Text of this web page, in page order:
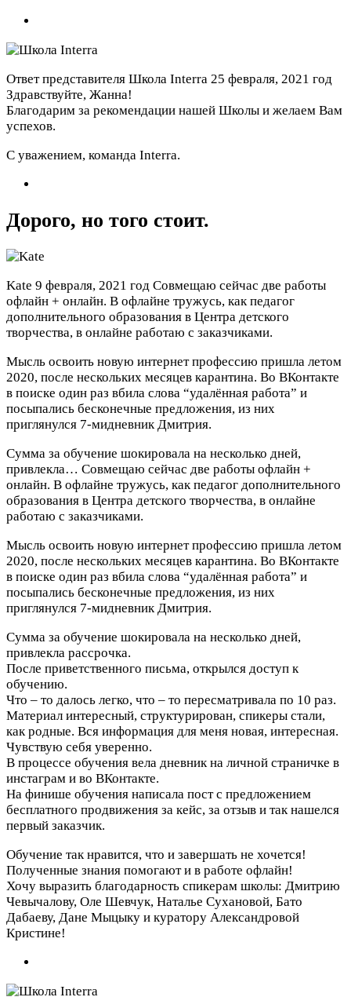
Ответ представителя Школа Interra 25 февраля, 2021 год
Здравствуйте, Жанна!
Благодарим за рекомендации нашей Школы и желаем Вам
успехов.
С уважением, команда Interra.
Дорого, но того стоит.
Kate 9 февраля, 2021 год Совмещаю сейчас две работы
офлайн + онлайн. В офлайне тружусь, как педагог
дополнительного образования в Центра детского
творчества, в онлайне работаю с заказчиками.
Мысль освоить новую интернет профессию пришла летом
2020, после нескольких месяцев карантина. Во ВКонтакте
в поиске один раз вбила слова “удалённая работа” и
посыпались бесконечные предложения, из них
приглянулся 7-мидневник Дмитрия.
Сумма за обучение шокировала на несколько дней,
привлекла… Совмещаю сейчас две работы офлайн +
онлайн. В офлайне тружусь, как педагог дополнительного
образования в Центра детского творчества, в онлайне
работаю с заказчиками.
Мысль освоить новую интернет профессию пришла летом
2020, после нескольких месяцев карантина. Во ВКонтакте
в поиске один раз вбила слова “удалённая работа” и
посыпались бесконечные предложения, из них
приглянулся 7-мидневник Дмитрия.
Сумма за обучение шокировала на несколько дней,
привлекла рассрочка.
После приветственного письма, открылся доступ к
обучению.
Что – то далось легко, что – то пересматривала по 10 раз.
Материал интересный, структурирован, спикеры стали,
как родные. Вся информация для меня новая, интересная.
Чувствую себя уверенно.
В процессе обучения вела дневник на личной страничке в
инстаграм и во ВКонтакте.
На финише обучения написала пост с предложением
бесплатного продвижения за кейс, за отзыв и так нашелся
первый заказчик.
Обучение так нравится, что и завершать не хочется!
Полученные знания помогают и в работе офлайн!
Хочу выразить благодарность спикерам школы: Дмитрию
Чевычалову, Оле Шевчук, Наталье Сухановой, Бато
Дабаеву, Дане Мыцыку и куратору Александровой
Кристине!